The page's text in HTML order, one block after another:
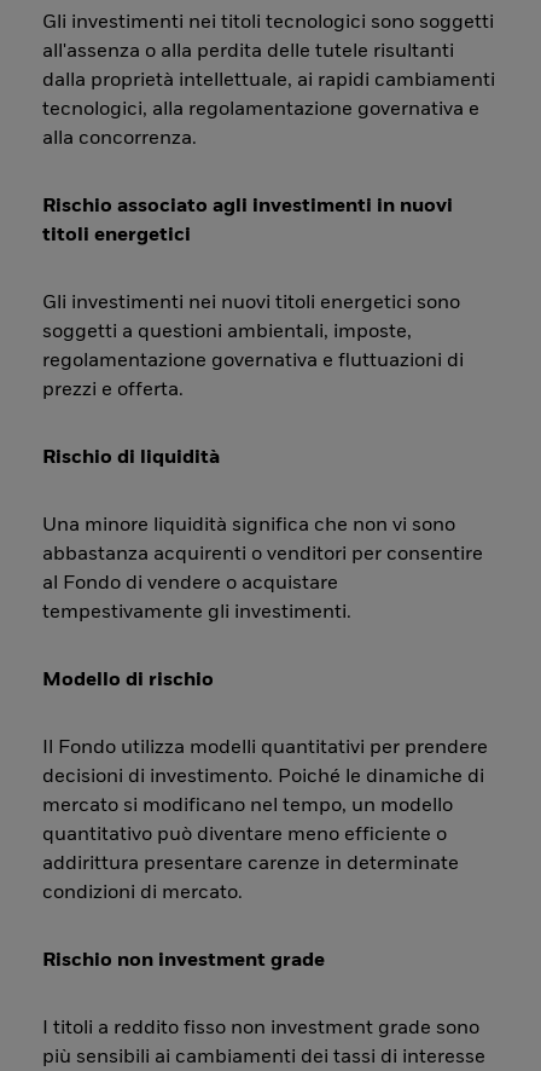
Gli investimenti nei titoli tecnologici sono soggetti
all'assenza o alla perdita delle tutele risultanti
dalla proprietà intellettuale, ai rapidi cambiamenti
tecnologici, alla regolamentazione governativa e
alla concorrenza.
Rischio associato agli investimenti in nuovi
titoli energetici
Gli investimenti nei nuovi titoli energetici sono
soggetti a questioni ambientali, imposte,
regolamentazione governativa e fluttuazioni di
prezzi e offerta.
Rischio di liquidità
Una minore liquidità significa che non vi sono
abbastanza acquirenti o venditori per consentire
al Fondo di vendere o acquistare
tempestivamente gli investimenti.
Modello di rischio
Il Fondo utilizza modelli quantitativi per prendere
decisioni di investimento. Poiché le dinamiche di
mercato si modificano nel tempo, un modello
quantitativo può diventare meno efficiente o
addirittura presentare carenze in determinate
condizioni di mercato.
Rischio non investment grade
I titoli a reddito fisso non investment grade sono
più sensibili ai cambiamenti dei tassi di interesse